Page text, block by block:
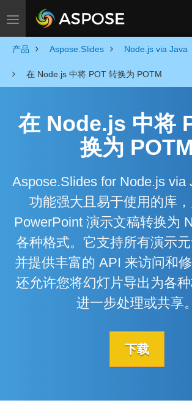
Toggle navigation
产品 Aspose.Slides Node.js via Java
在 Node.js 中将 POT 转换为 POTM
在 Node.js 中将
换为 POTM
Aspose.Slides for Node.js via
功能强大且易于使用的库
PowerPoint 演示文稿转换为
各种格式。它支持所有演示元
并提供丰富的 API 来访问和
还允许您将幻灯片导出为各
进一步处理或共享。
下载